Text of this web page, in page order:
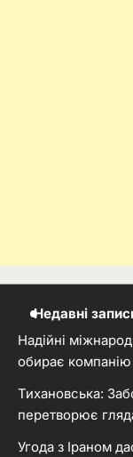
Недавні
Надійні
обирає компанію
Тихановська:
перетворює
Угода з Іраном